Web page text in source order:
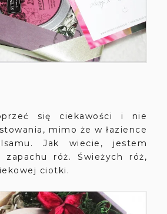
się ciekawości i nie
mimo że w łazience
Jak wiecie, jestem
zapachu róż. Świeżych róż,
ciotki.